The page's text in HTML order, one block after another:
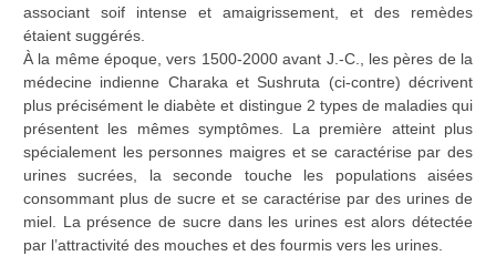
associant soif intense et amaigrissement, et des remèdes
étaient suggérés.
À la même époque, vers 1500-2000 avant J.-C., les pères de la
médecine indienne Charaka et Sushruta (ci-contre) décrivent
plus précisément le diabète et distingue 2 types de maladies qui
présentent les mêmes symptômes. La première atteint plus
spécialement les personnes maigres et se caractérise par des
urines sucrées, la seconde touche les populations aisées
consommant plus de sucre et se caractérise par des urines de
miel. La présence de sucre dans les urines est alors détectée
par l’attractivité des mouches et des fourmis vers les urines.